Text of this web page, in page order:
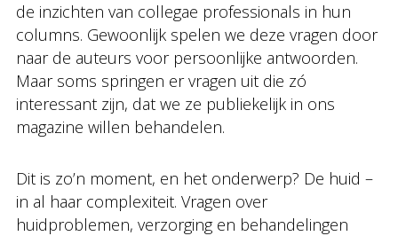
de inzichten van collegae professionals in hun
columns. Gewoonlijk spelen we deze vragen door
naar de auteurs voor persoonlijke antwoorden.
Maar soms springen er vragen uit die zó
interessant zijn, dat we ze publiekelijk in ons
magazine willen behandelen.
Dit is zo’n moment, en het onderwerp? De huid –
in al haar complexiteit. Vragen over
huidproblemen, verzorging en behandelingen